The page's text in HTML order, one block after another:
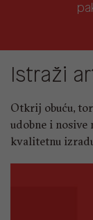
Istraži
Otkrij obuću,
udobne i nosive
kvalitetnu